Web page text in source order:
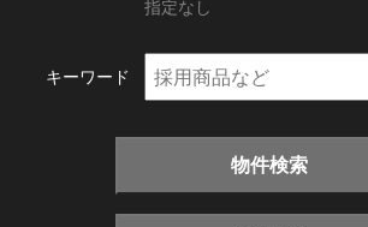
指定なし
キーワード
物件検索